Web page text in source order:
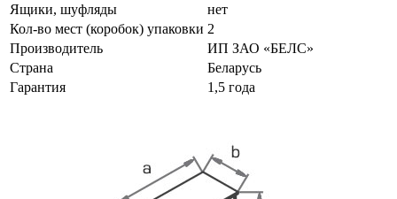
Ящики, шуфляды
нет
Кол-во мест (коробок) упаковки 2
Производитель
ИП ЗАО «БЕЛС»
Страна
Беларусь
Гарантия
1,5 года